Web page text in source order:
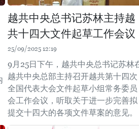
越共中央总书记苏林主持越
共十四大文件起草工作会议
25/09/2025 12:19
9月25日下午，越共中央总书记苏林
越共中央总部主持召开越共第十四次
全国代表大会文件起草小组常务委员
会工作会议，听取关于进一步完善拟
提交十四大的各项文件草案的意见。